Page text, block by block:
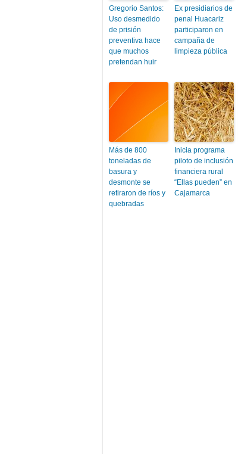
Gregorio Santos:
Uso desmedido
de prisión
preventiva hace
que muchos
pretendan huir
Ex presidiarios de
penal Huacariz
participaron en
campaña de
limpieza pública
Más de 800
toneladas de
basura y
desmonte se
retiraron de ríos y
quebradas
Inicia programa
piloto de inclusión
financiera rural
“Ellas pueden” en
Cajamarca